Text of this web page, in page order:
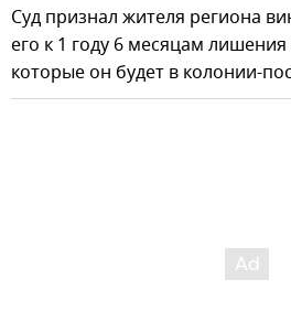
Суд признал жителя региона
его к 1 году 6 месяцам
которые он будет в колонии-